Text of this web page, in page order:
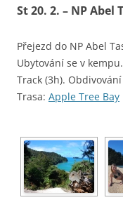
St 20. 2. – NP Abel
Přejezd do NP Abel
Ubytování se v
Track (3h).
Trasa: Apple Tree Bay